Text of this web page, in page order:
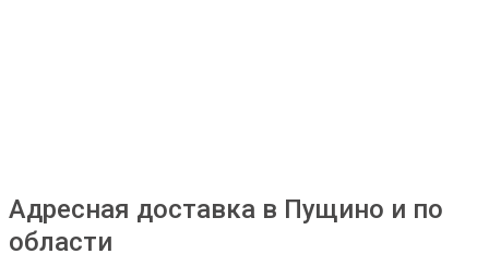
Адресная доставка в Пущино и по
области